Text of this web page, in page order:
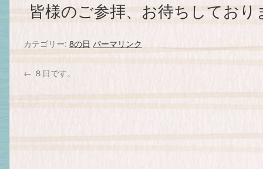
皆様のご参拝、お待ちしており
カテゴリー: 8の日 パーマリンク
← ８日です。